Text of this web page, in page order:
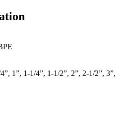
1”, 1-1/4”, 1-1/2”, 2”, 2-1/2”, 3”,